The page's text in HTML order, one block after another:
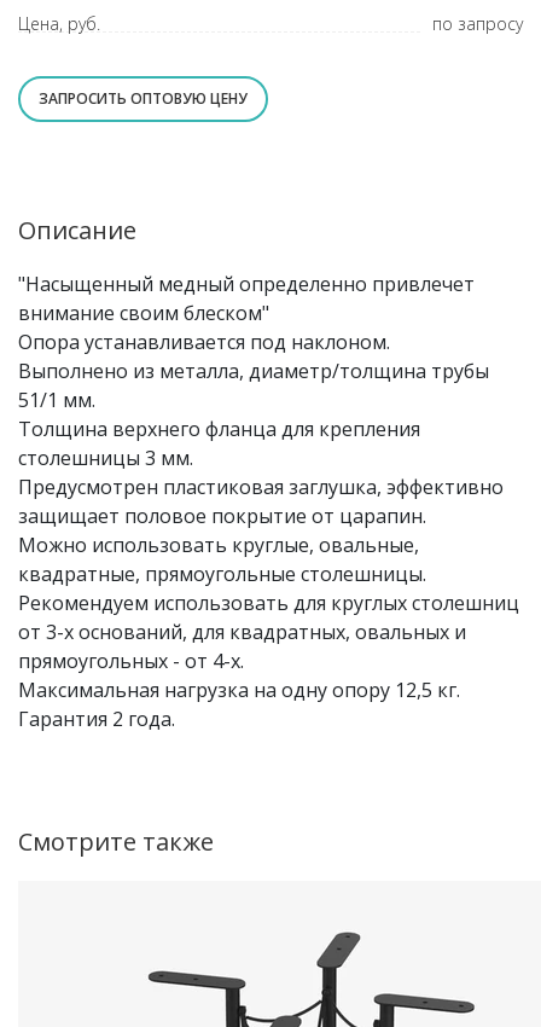
Цена, руб.
по запросу
ЗАПРОСИТЬ ОПТОВУЮ ЦЕНУ
Описание
"Насыщенный медный определенно привлечет
внимание своим блеском"
Опора устанавливается под наклоном.
Выполнено из металла, диаметр/толщина трубы
51/1 мм.
Толщина верхнего фланца для крепления
столешницы 3 мм.
Предусмотрен пластиковая заглушка, эффективно
защищает половое покрытие от царапин.
Можно использовать круглые, овальные,
квадратные, прямоугольные столешницы.
Рекомендуем использовать для круглых столешниц
от 3-х оснований, для квадратных, овальных и
прямоугольных - от 4-х.
Максимальная нагрузка на одну опору 12,5 кг.
Гарантия 2 года.
Смотрите также